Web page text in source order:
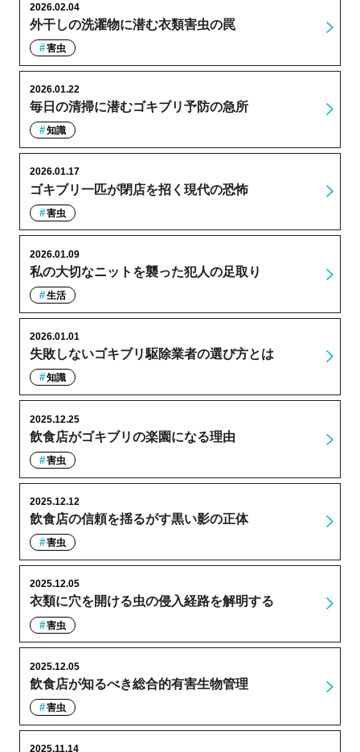
外干しの洗濯物に潜む衣類害虫の罠
2026.02.04
害虫
毎日の清掃に潜むゴキブリ予防の急所
2026.01.22
知識
ゴキブリ一匹が閉店を招く現代の恐怖
2026.01.17
害虫
私の大切なニットを襲った犯人の足取り
2026.01.09
生活
失敗しないゴキブリ駆除業者の選び方とは
2026.01.01
知識
飲食店がゴキブリの楽園になる理由
2025.12.25
害虫
飲食店の信頼を揺るがす黒い影の正体
2025.12.12
害虫
衣類に穴を開ける虫の侵入経路を解明する
2025.12.05
害虫
飲食店が知るべき総合的有害生物管理
2025.12.05
害虫
2025.11.14